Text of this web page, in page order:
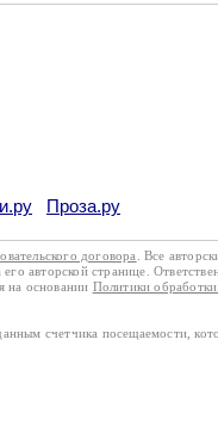
Проза.ру
договора
. Все
авторской странице.
на основании Политики
счетчика посещаемости,